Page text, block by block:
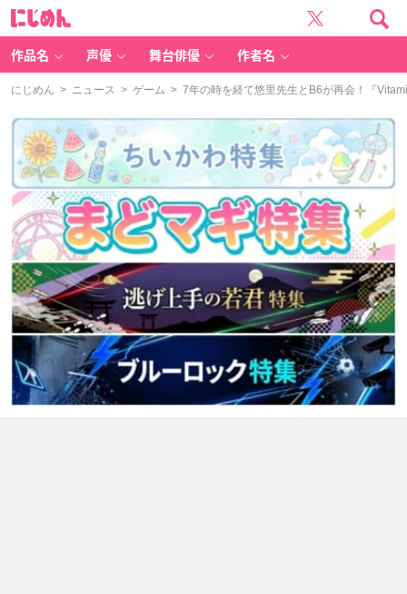
作品名 声優 舞台俳優 作者名
にじめん > ニュース > ゲーム > 7年の時を経て悠里先生とB6が再会！『